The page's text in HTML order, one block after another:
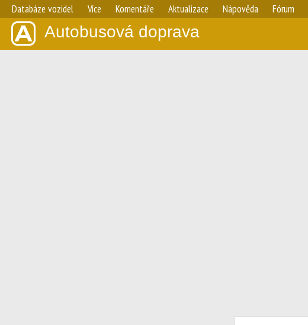
Databáze vozidel Více Komentáře Aktualizace Nápověda Fórum
Autobusová doprava